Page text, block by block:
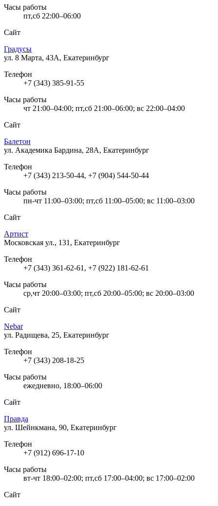
Часы работы
пт,сб 22:00–06:00
Сайт
Градусы
ул. 8 Марта, 43А, Екатеринбург
Телефон
+7 (343) 385-91-55
Часы работы
чт 21:00–04:00; пт,сб 21:00–06:00; вс 22:00–04:00
Сайт
Балетон
ул. Академика Бардина, 28А, Екатеринбург
Телефон
+7 (343) 213-50-44, +7 (904) 544-50-44
Часы работы
пн-чт 11:00–03:00; пт,сб 11:00–05:00; вс 11:00–03:00
Сайт
Артист
Московская ул., 131, Екатеринбург
Телефон
+7 (343) 361-62-61, +7 (922) 181-62-61
Часы работы
ср,чт 20:00–03:00; пт,сб 20:00–05:00; вс 20:00–03:00
Сайт
Nebar
ул. Радищева, 25, Екатеринбург
Телефон
+7 (343) 208-18-25
Часы работы
ежедневно, 18:00–06:00
Сайт
Правда
ул. Шейнкмана, 90, Екатеринбург
Телефон
+7 (912) 696-17-10
Часы работы
вт-чт 18:00–02:00; пт,сб 17:00–04:00; вс 17:00–02:00
Сайт